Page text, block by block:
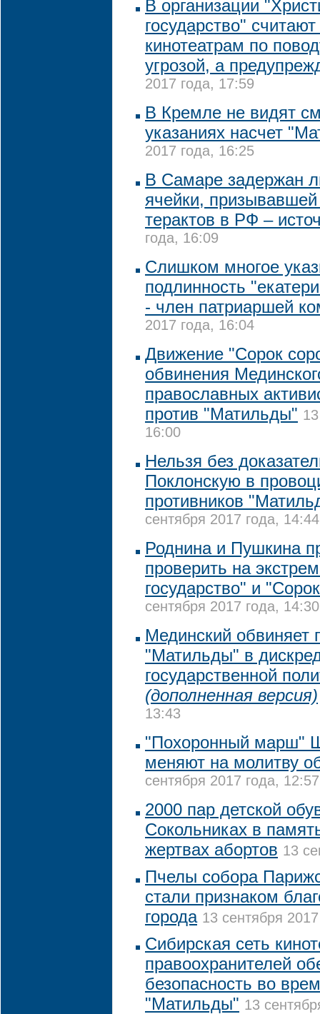
В организации
государство"
кинотеатрам по
угрозой, а
2017 года, 17:59
В Кремле не видят
указаниях насчет
2017 года, 16:25
В Самаре задержан
ячейки,
терактов в РФ –
года, 16:09
Слишком многое
подлинность
- член патриаршей
2017 года, 16:04
Движение "Сорок
обвинения
православных
против "Матильды"
16:00
Нельзя без
Поклонскую в
противников
сентября 2017 года, 14:44
Роднина и Пушкина
проверить на
государство" и
сентября 2017 года, 14:30
Мединский обвиняет
"Матильды" в
государственной
(дополненная версия)
13:43
"Похоронный марш"
меняют на молитву
сентября 2017 года, 12:57
2000 пар детской
Сокольниках в
жертвах абортов 13
Пчелы собора
стали признаком
города 13 сентября
Сибирская сеть
правоохранителей
безопасность во
"Матильды" 13